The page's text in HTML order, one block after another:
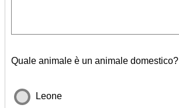
Quale animale è un animale domestico?
Leone